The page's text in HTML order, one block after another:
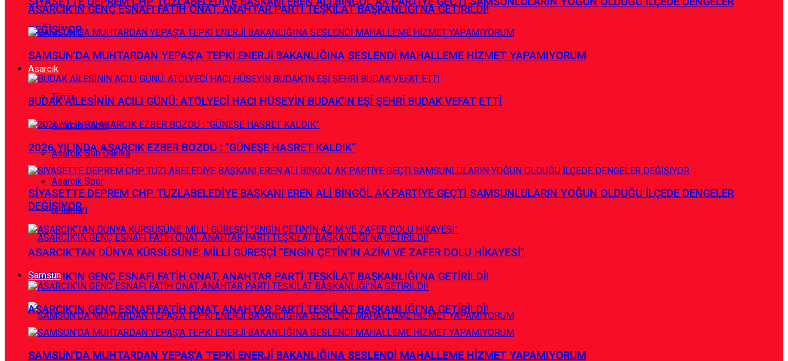
DEĞİŞİYOR
Asarcık
Tümü
Asarcık Haber
Asarcık Son Dakika
Asarcık Spor
İş İlanları
ASARCIK’IN GENÇ ESNAFI FATİH ONAT, ANAHTAR PARTİ TEŞKİLAT BAŞKANLIĞI’NA GETİRİLDİ!
SAMSUN’DA MUHTARDAN YEPAŞ’A TEPKİ ENERJİ BAKANLIĞINA SESLENDİ MAHALLEME HİZMET YAPAMIYORUM
ASARCIK’IN GENÇ ESNAFI FATİH ONAT, ANAHTAR PARTİ TEŞKİLAT BAŞKANLIĞI’NA GETİRİLDİ!
SAMSUN’DA MUHTARDAN YEPAŞ’A TEPKİ ENERJİ BAKANLIĞINA SESLENDİ MAHALLEME HİZMET YAPAMIYORUM
BUDAK AİLESİNİN ACILI GÜNÜ: ATÖLYECİ HACI HÜSEYİN BUDAK’IN EŞİ ŞEHRİ BUDAK VEFAT ETTİ
2026 YILINDA ASARCIK EZBER BOZDU : ”GÜNEŞE HASRET KALDIK”
SİYASETTE DEPREM CHP TUZLABELEDİYE BAŞKANI EREN ALİ BİNGÖL AK PARTİYE GEÇTİ SAMSUNLULARIN YOĞUN OLDUĞU İLÇEDE DENGELER
DEĞİŞİYOR
ASARCIK’TAN DÜNYA KÜRSÜSÜNE: MİLLİ GÜREŞÇİ ”ENGİN ÇETİN’İN AZİM VE ZAFER DOLU HİKAYESİ”
Samsun
ASARCIK’IN GENÇ ESNAFI FATİH ONAT, ANAHTAR PARTİ TEŞKİLAT BAŞKANLIĞI’NA GETİRİLDİ!
SAMSUN’DA MUHTARDAN YEPAŞ’A TEPKİ ENERJİ BAKANLIĞINA SESLENDİ MAHALLEME HİZMET YAPAMIYORUM